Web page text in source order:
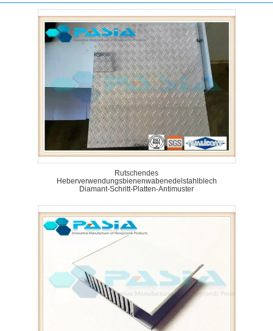
Rutschendes
Heberverwendungsbienenwabenedelstahlblech
Diamant-Schritt-Platten-Antimuster